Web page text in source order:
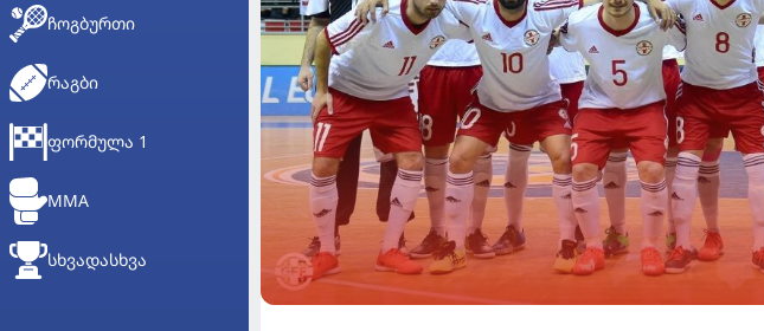
ᲩᲝᲒᲑᲣᲠᲗᲘ
ᲠᲐᲒᲑᲘ
ᲤᲝᲠᲛᲣᲚᲐ 1
MMA
ᲡᲮᲕᲐᲓᲐᲡᲮᲕᲐ